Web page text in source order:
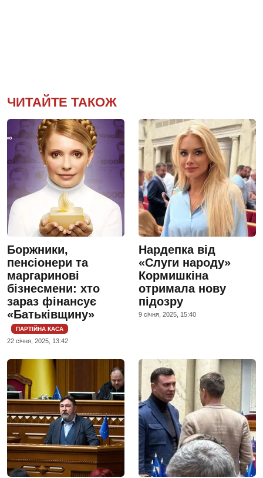
ЧИТАЙТЕ ТАКОЖ
Боржники,
пенсіонери та
маргаринові
бізнесмени: хто
зараз фінансує
«Батьківщину»
ПАРТІЙНА КАСА
22 сiчня, 2025, 13:42
Нардепка від
«Слуги народу»
Кормишкіна
отримала нову
підозру
9 сiчня, 2025, 15:40